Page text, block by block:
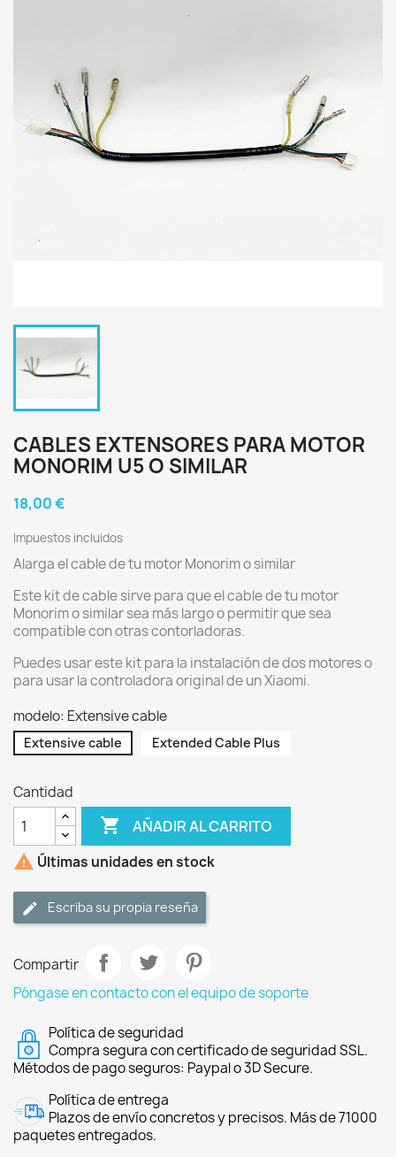
CABLES EXTENSORES PARA MOTOR
MONORIM U5 O SIMILAR
18,00 €
Impuestos incluidos
Alarga el cable de tu motor Monorim o similar
Este kit de cable sirve para que el cable de tu motor
Monorim o similar sea más largo o permitir que sea
compatible con otras contorladoras.
Puedes usar este kit para la instalación de dos motores o
para usar la controladora original de un Xiaomi.
modelo: Extensive cable
Extensive cable Extended Cable Plus
Cantidad
 AÑADIR AL CARRITO
 Últimas unidades en stock
Escriba su propia reseña
Compartir
Póngase en contacto con el equipo de soporte
Política de seguridad
Compra segura con certificado de seguridad SSL.
Métodos de pago seguros: Paypal o 3D Secure.
Política de entrega
Plazos de envío concretos y precisos. Más de 71000
paquetes entregados.